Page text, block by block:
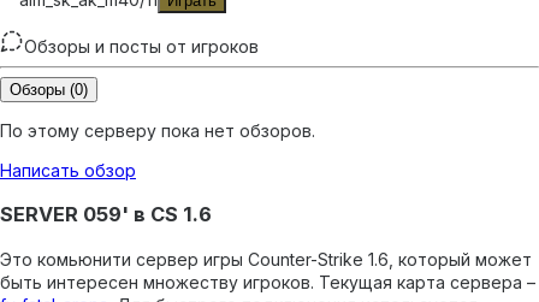
Обзоры и посты от игроков
Обзоры (0)
По этому серверу пока нет обзоров.
Написать обзор
SERVER 059' в CS 1.6
Это комьюнити сервер игры Counter-Strike 1.6, который может
быть интересен множеству игроков. Текущая карта сервера –